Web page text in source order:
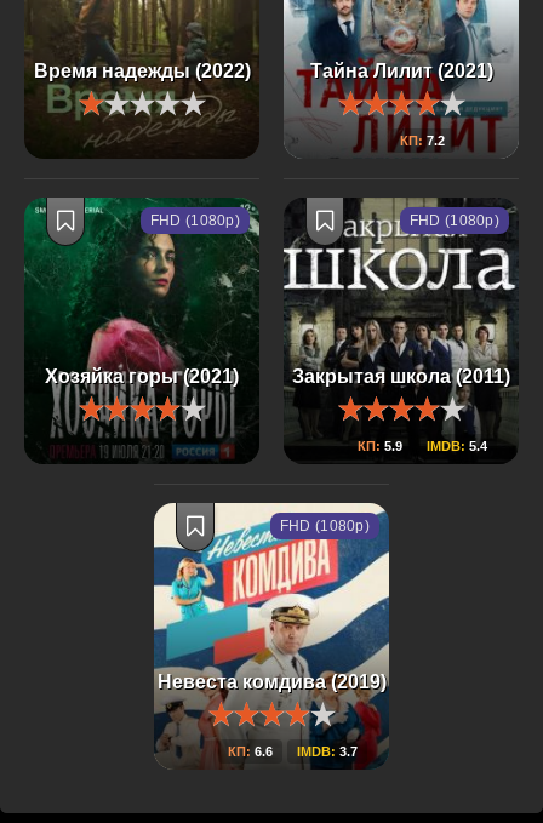
Время надежды (2022) Тайна Лилит (2021)
КП: 7.2
Хозяйка горы (2021)
FHD (1080p)
Закрытая школа (2011)
КП: 5.9 IMDB: 5.4
FHD (1080p)
Невеста комдива (2019)
КП: 6.6 IMDB: 3.7
FHD (1080p)